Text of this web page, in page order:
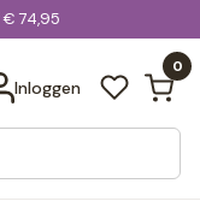
74,95
Inloggen
0
alle resultaten